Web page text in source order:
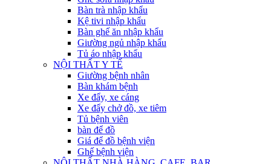
Bàn trà nhập khẩu
Kệ tivi nhập khẩu
Bàn ghế ăn nhập khẩu
Giường ngủ nhập khẩu
Tủ áo nhập khẩu
NỘI THẤT Y TẾ
Giường bệnh nhân
Bàn khám bệnh
Xe đẩy, xe cáng
Xe đẩy chở đồ, xe tiêm
Tủ bệnh viên
bàn để đồ
Giá để đồ bệnh viện
Ghế bệnh viện